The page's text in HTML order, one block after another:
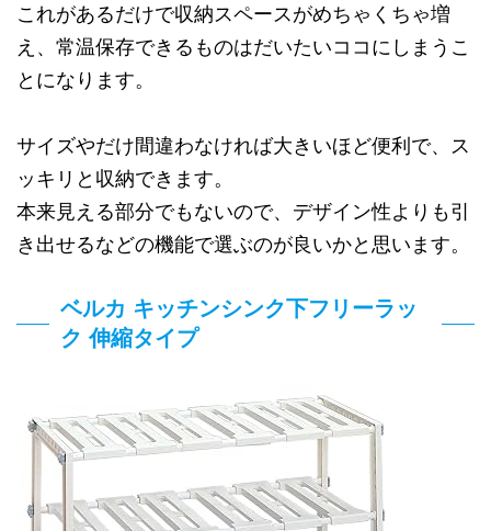
これがあるだけで収納スペースがめちゃくちゃ増
え、常温保存できるものはだいたいココにしまうこ
とになります。
サイズやだけ間違わなければ大きいほど便利で、ス
ッキリと収納できます。
本来見える部分でもないので、デザイン性よりも引
き出せるなどの機能で選ぶのが良いかと思います。
ベルカ キッチンシンク下フリーラッ
ク 伸縮タイプ